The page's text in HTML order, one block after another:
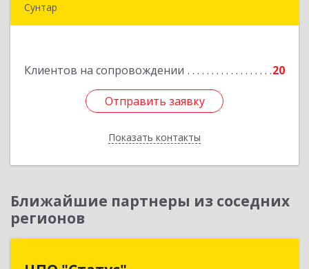
Сунтар
Клиентов на сопровождении 20
Отправить заявку
Показать контакты
Отправить заявку
Назад
Ближайшие партнеры из соседних
регионов